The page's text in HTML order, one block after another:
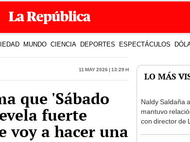
MUNDO CIENCIA DEPORTES ESPECTÁCULOS
11 May 2026 | 13:29 h
que 'Sábado
fuerte
voy a hacer una
LO MÁS
Naldy Saldaña
mantuvo
con director de